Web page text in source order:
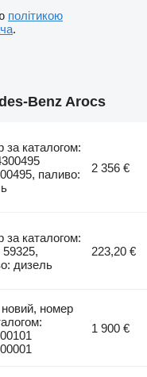
політикою
.
Benz Arocs
за каталогом:
паливо:
2 356 €
за каталогом:
59325,
дизель
223,20 €
номер
1 900 €